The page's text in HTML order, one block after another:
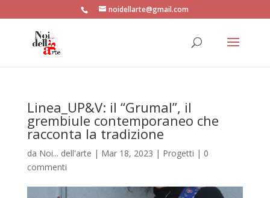
noidellarte@gmail.com
Linea_UP&V: il “Grumal”, il
grembiule contemporaneo che
racconta la tradizione
da Noi... dell'arte | Mar 18, 2023 | Progetti | 0
commenti